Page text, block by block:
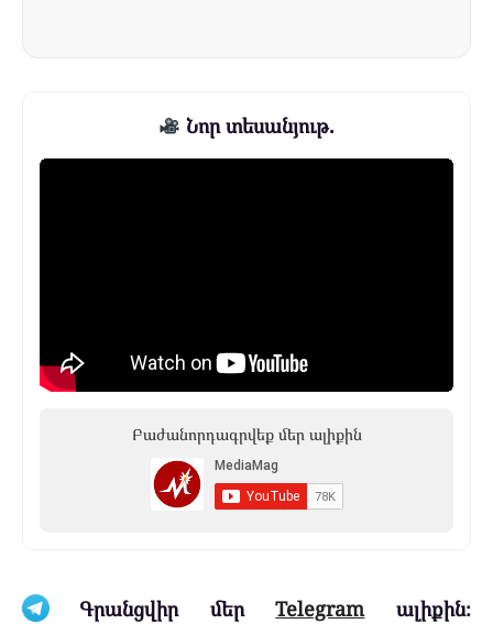
Նոր տեսանյութ.
Բաժանորդագրվեք մեր ալիքին
Գրանցվիր մերTelegramալիքին։